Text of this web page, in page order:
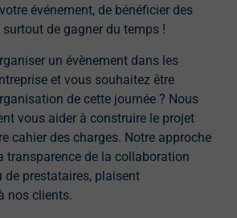
événement, de bénéficier des
de gagner du temps !
un évènement dans les
et vous souhaitez être
de cette journée ? Nous
vous aider à construire le projet
cahier des charges. Notre approche
transparence de la collaboration
de prestataires, plaisent
nos clients.